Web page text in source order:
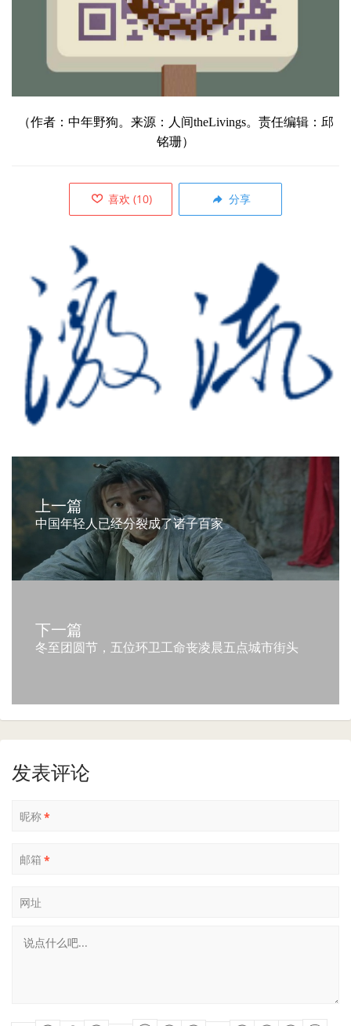
（作者： 中年野狗。来源：人间theLivings。责任编辑：邱
铭珊）
喜欢 (10) 分享
上一篇
中国年轻人已经分裂成了诸子百家
下一篇
冬至团圆节，五位环卫工命丧凌晨五点城市街头
发表评论
昵称*
邮箱 *
网址